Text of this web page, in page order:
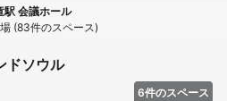
駅 会議ホール
(83件のスペース)
ドソウル
6件のスペース